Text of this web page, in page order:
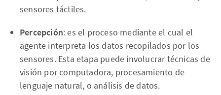
sensores táctiles.
Percepción: es el proceso mediante el cual el
agente interpreta los datos recopilados por los
sensores. Esta etapa puede involucrar técnicas de
visión por computadora, procesamiento de
lenguaje natural, o análisis de datos.